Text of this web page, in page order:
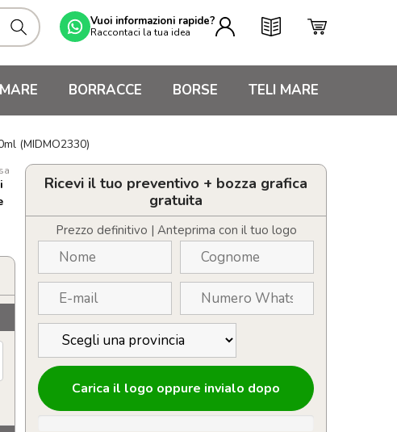
Vuoi informazioni rapide?
Raccontaci la tua idea
BORRACCE BORSE TELI MARE
(MIDMO2330)
Ricevi il tuo preventivo + bozza grafica
gratuita
Prezzo definitivo | Anteprima con il tuo logo
Carica il logo oppure invialo dopo